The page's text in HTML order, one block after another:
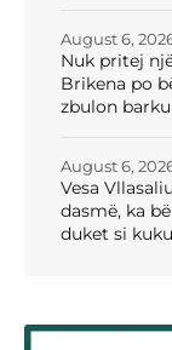
Nuk pritej
Brikena po
zbulon
August 6,
Vesa
dasmë, ka
duket si
August 6,